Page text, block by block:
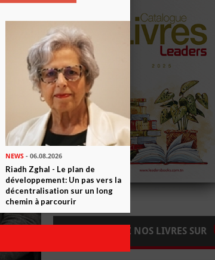
COMMANDEZ NOS LIVRES SUR
NEWS- 06.08.2026
Riadh Zghal - Le plan de
développement: Un pas vers la
décentralisation sur un long
chemin à parcourir